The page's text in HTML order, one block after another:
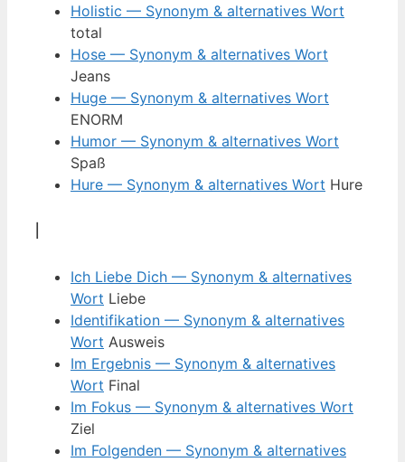
Holistic — Synonym & alternatives Wort
total
Hose — Synonym & alternatives Wort
Jeans
Huge — Synonym & alternatives Wort
ENORM
Humor — Synonym & alternatives Wort
Spaß
Hure — Synonym & alternatives Wort Hure
I
Ich Liebe Dich — Synonym & alternatives
Wort Liebe
Identifikation — Synonym & alternatives
Wort Ausweis
Im Ergebnis — Synonym & alternatives
Wort Final
Im Fokus — Synonym & alternatives Wort
Ziel
Im Folgenden — Synonym & alternatives